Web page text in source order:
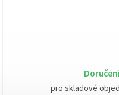
pro skladové